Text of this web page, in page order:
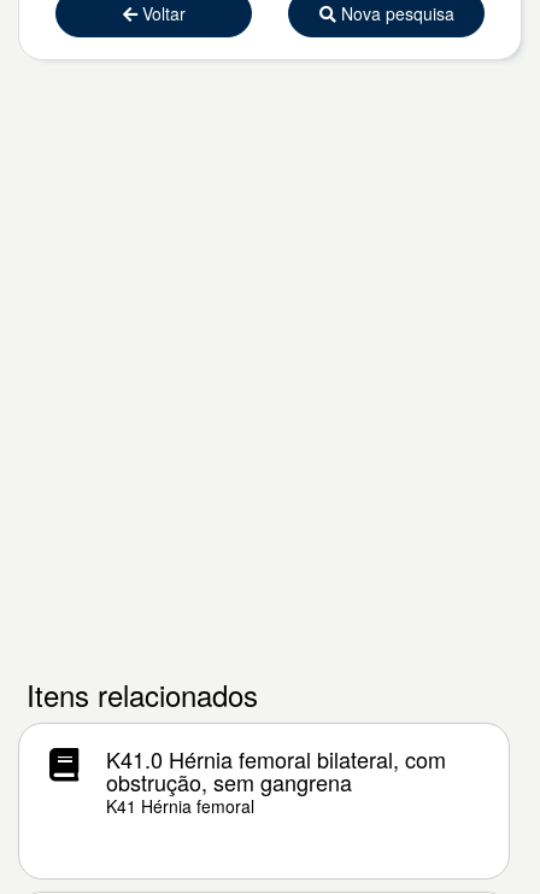
Voltar Nova pesquisa
Itens relacionados
K41.0 Hérnia femoral bilateral, com
obstrução, sem gangrena
K41 Hérnia femoral